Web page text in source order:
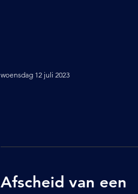
woensdag 12 juli 2023
Afscheid van een